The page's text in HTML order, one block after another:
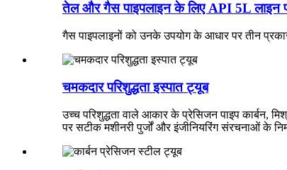
तेल और गैस पाइपलाइन के लिए API 5L लाइन
गैस पाइपलाइनों को उनके उपयोग के आधार पर तीन
चमकदार परिशुद्धता इस्पात ट्यूब
उच्च परिशुद्धता वाले आकार के प्रेसिजन पाइप कार्बन,
पर सटीक मशीनरी पुर्जों और इंजीनियरिंग संरचनाओं के